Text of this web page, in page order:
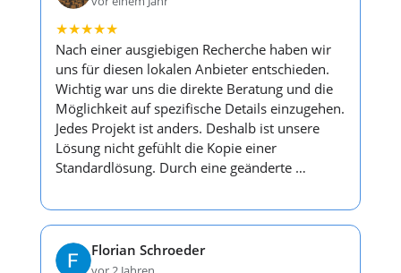
★★★★★
Nach einer ausgiebigen Recherche haben wir
uns für diesen lokalen Anbieter entschieden.
Wichtig war uns die direkte Beratung und die
Möglichkeit auf spezifische Details einzugehen.
Jedes Projekt ist anders. Deshalb ist unsere
Lösung nicht gefühlt die Kopie einer
Standardlösung. Durch eine geänderte …
Florian Schroeder